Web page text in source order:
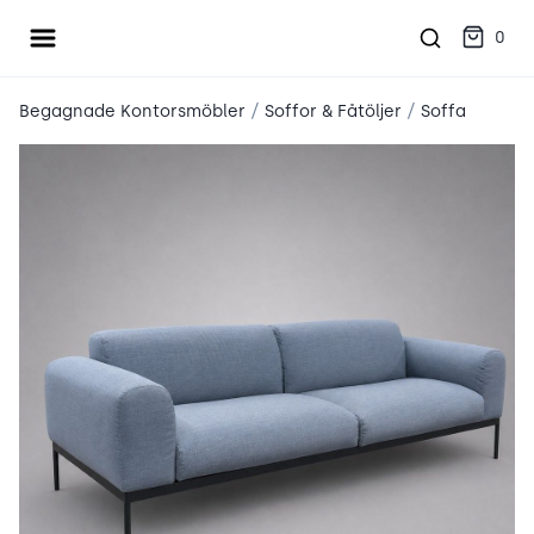
Öppna meny 0
Begagnade Kontorsmöbler / Soffor & Fåtöljer / Soffa